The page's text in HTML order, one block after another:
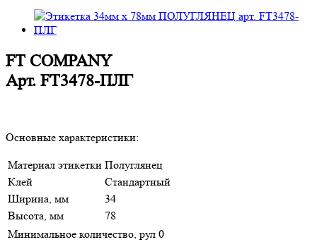
FT COMPANY
Арт. FT3478-ПЛГ
Основные характеристики:
Материал этикетки Полуглянец
Клей
Стандартный
Ширина, мм
34
Высота, мм
78
Минимальное количество, рул 0